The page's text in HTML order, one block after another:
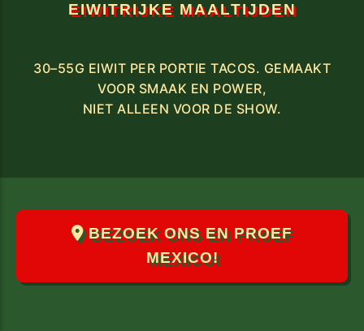
EIWITRIJKE MAALTIJDEN
30–55G EIWIT PER PORTIE TACOS. GEMAAKT
VOOR SMAAK EN POWER,
NIET ALLEEN VOOR DE SHOW.
BEZOEK ONS EN PROEF
MEXICO!